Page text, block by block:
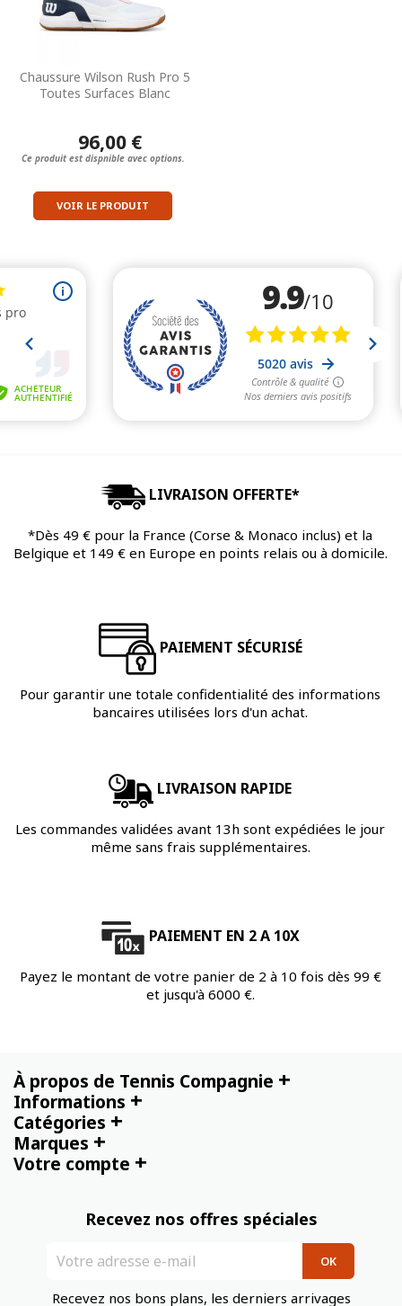
Chaussure Wilson Rush Pro 5
Toutes Surfaces Blanc
96,00 €
Ce produit est dispnible avec options.
VOIR LE PRODUIT
LIVRAISON OFFERTE*
*Dès 49 € pour la France (Corse & Monaco inclus) et la
Belgique et 149 € en Europe en points relais ou à domicile.
PAIEMENT SÉCURISÉ
Pour garantir une totale confidentialité des informations
bancaires utilisées lors d'un achat.
LIVRAISON RAPIDE
Les commandes validées avant 13h sont expédiées le jour
même sans frais supplémentaires.
PAIEMENT EN 2 A 10X
Payez le montant de votre panier de 2 à 10 fois dès 99 €
et jusqu'à 6000 €.
À propos de Tennis Compagnie +
Informations +
Catégories +
Marques +
Votre compte +
Recevez nos offres spéciales
Recevez nos bons plans, les derniers arrivages